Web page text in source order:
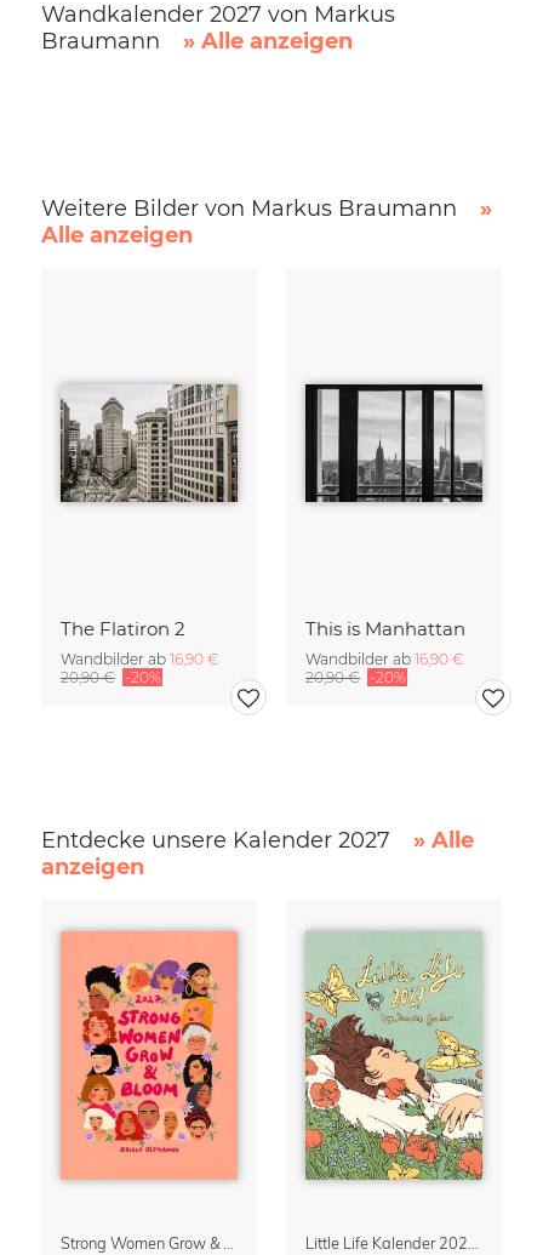
Wandkalender 2027 von Markus
Braumann
» Alle anzeigen
Weitere Bilder von Markus Braumann
»
Alle anzeigen
The Flatiron 2
Wandbilder ab 16,90 €
20,90 € -20%
This is Manhattan
Wandbilder ab 16,90 €
20,90 € -20%
Entdecke unsere Kalender 2027
» Alle
anzeigen
Strong Women Grow & Bloom Kalender 2027 Little Life Kalender 2027 von Simone Goder